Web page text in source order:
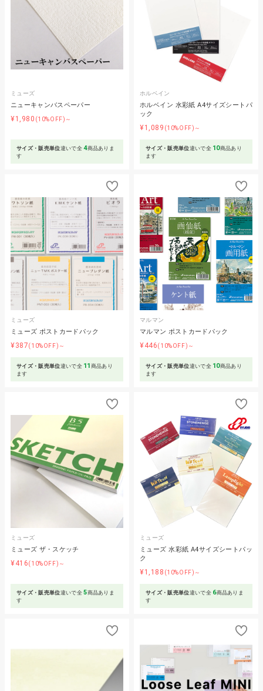
ミューズ
ニューキャンバスペーパー
¥1,980 (10%OFF)～
サイズ・販売単位違いで全4商品ありま
す
ホルベイン
ホルベイン 水彩紙 A4サイズシートパ
ック
¥1,089 (10%OFF)～
サイズ・販売単位違いで全 10商品あり
ます
ミューズ
ミューズ ポストカードパック
¥387(10%OFF)～
サイズ・販売単位違いで全 11 商品あり
ます
マルマン
マルマン ポストカードパック
¥446(10%OFF)～
サイズ・販売単位違いで全 10商品あり
ます
ミューズ
ミューズ ザ・スケッチ
¥416(10%OFF)～
サイズ・販売単位違いで全5商品ありま
す
ミューズ
ミューズ 水彩紙 A4サイズシートパッ
ク
¥1,188 (10%OFF)～
サイズ・販売単位違いで全 6商品ありま
す